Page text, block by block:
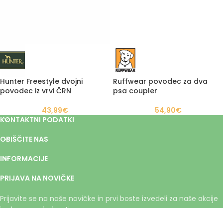
Hunter Freestyle dvojni
povodec iz vrvi ČRN
43,99€
Ruffwear povodec za dva
psa coupler
54,90€
KONTAKTNI PODATKI
OBIŠČITE NAS
INFORMACIJE
PRIJAVA NA NOVIČKE
Prijavite se na naše novičke in prvi boste izvedeli za naše akcije